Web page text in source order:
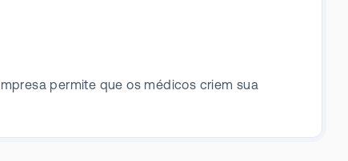
permite que os médicos criem sua